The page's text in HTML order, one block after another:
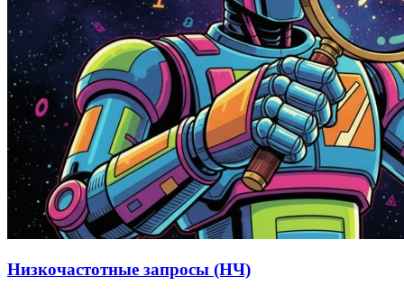
Низкочастотные запросы (НЧ)